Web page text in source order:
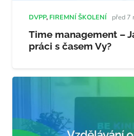
DVPP, FIREMNÍ ŠKOLENÍ před 7
Time management –
práci s časem Vy?